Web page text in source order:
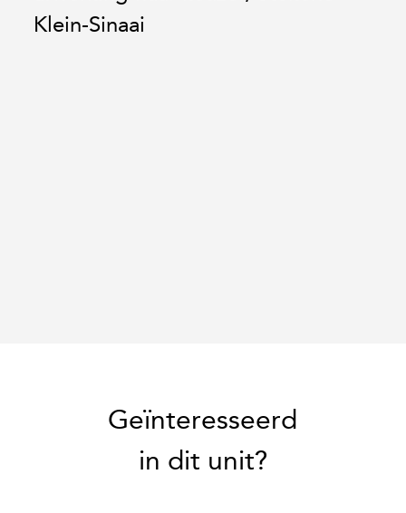
Klein-Sinaai
Geïnteresseerd
in dit unit?